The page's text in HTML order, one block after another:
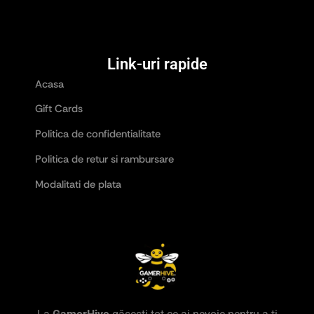
Link-uri rapide
Acasa
Gift Cards
Politica de confidentialitate
Politica de retur si rambursare
Modalitati de plata